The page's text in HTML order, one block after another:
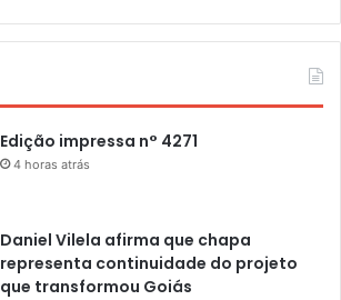
Edição impressa n° 4271
4 horas atrás
Daniel Vilela afirma que chapa
representa continuidade do projeto
que transformou Goiás